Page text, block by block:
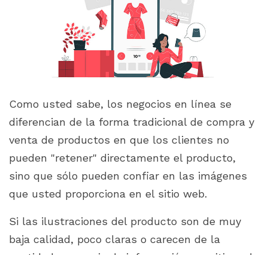
Como usted sabe, los negocios en línea se
diferencian de la forma tradicional de compra y
venta de productos en que los clientes no
pueden "retener" directamente el producto,
sino que sólo pueden confiar en las imágenes
que usted proporciona en el sitio web.
Si las ilustraciones del producto son de muy
baja calidad, poco claras o carecen de la